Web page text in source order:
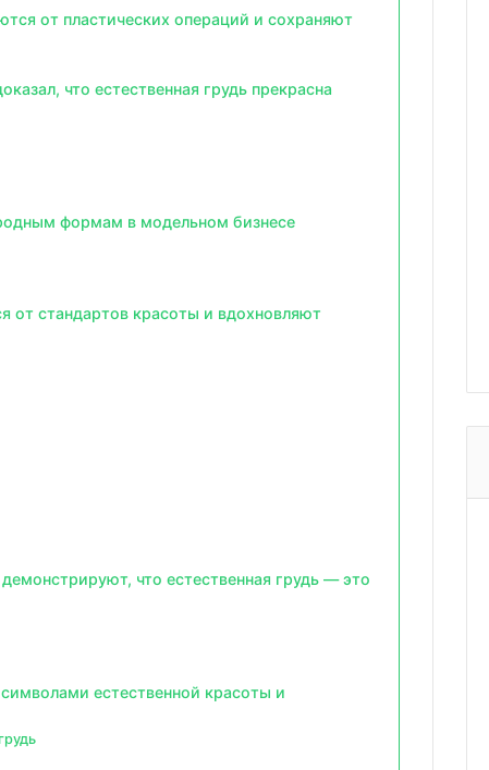
от пластических операций и сохраняют
что естественная грудь прекрасна
формам в модельном бизнесе
от стандартов красоты и вдохновляют
что естественная грудь — это
естественной красоты и